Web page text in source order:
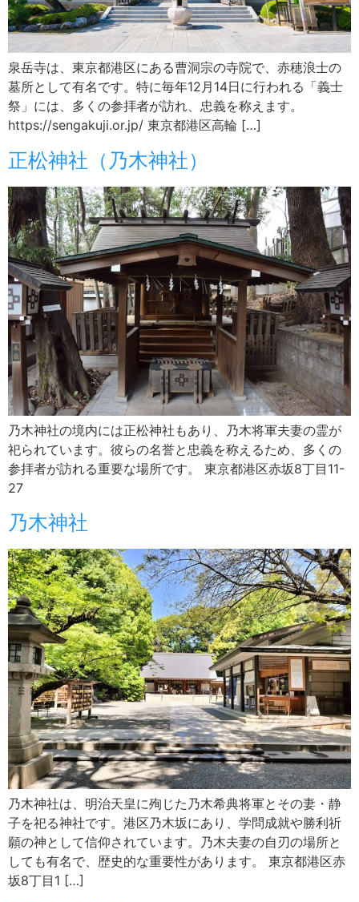
泉岳寺は、東京都港区にある曹洞宗の寺院で、赤穂浪士の
墓所として有名です。特に毎年12月14日に行われる「義士
祭」には、多くの参拝者が訪れ、忠義を称えます。
https://sengakuji.or.jp/ 東京都港区高輪 […]
正松神社（乃木神社）
乃木神社の境内には正松神社もあり、乃木将軍夫妻の霊が
祀られています。彼らの名誉と忠義を称えるため、多くの
参拝者が訪れる重要な場所です。 東京都港区赤坂8丁目11-
27
乃木神社
乃木神社は、明治天皇に殉じた乃木希典将軍とその妻・静
子を祀る神社です。港区乃木坂にあり、学問成就や勝利祈
願の神として信仰されています。乃木夫妻の自刃の場所と
しても有名で、歴史的な重要性があります。 東京都港区赤
坂8丁目1 […]